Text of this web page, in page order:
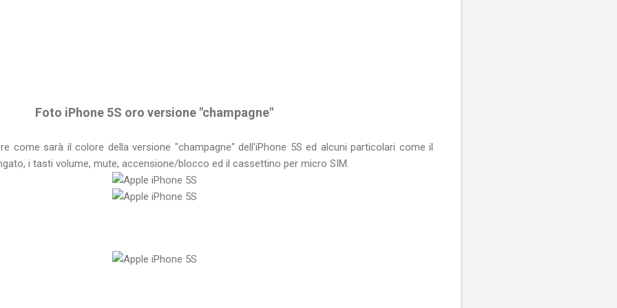
Foto iPhone 5S oro versione "champagne"
come sarà il colore della versione "champagne" dell'iPhone 5S ed alcuni particolari come il
i tasti volume, mute, accensione/blocco ed il cassettino per micro SIM.